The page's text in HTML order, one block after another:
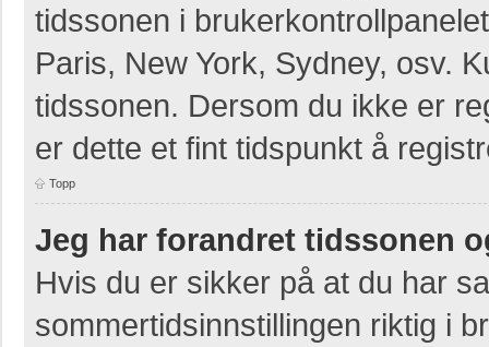
tidssonen i
Paris, New York, Sydney, osv.
tidssonen. Dersom du ikke er
er dette et fint tidspunkt å
Topp
Jeg har forandret tidssonen
Hvis du er sikker på at du har
sommertidsinnstillingen riktig i